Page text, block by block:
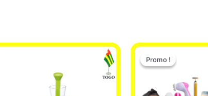
Promo !
Promo !
Le
initial
65.000 CFA.